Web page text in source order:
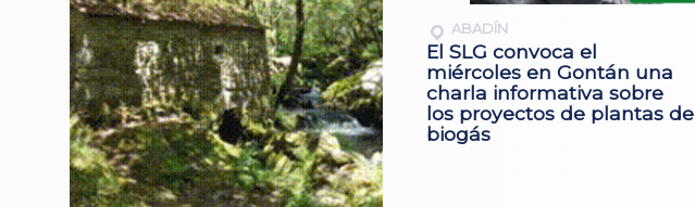
ABADÍN
El SLG convoca el
miércoles en Gontán una
charla informativa sobre
los proyectos de plantas de
biogás